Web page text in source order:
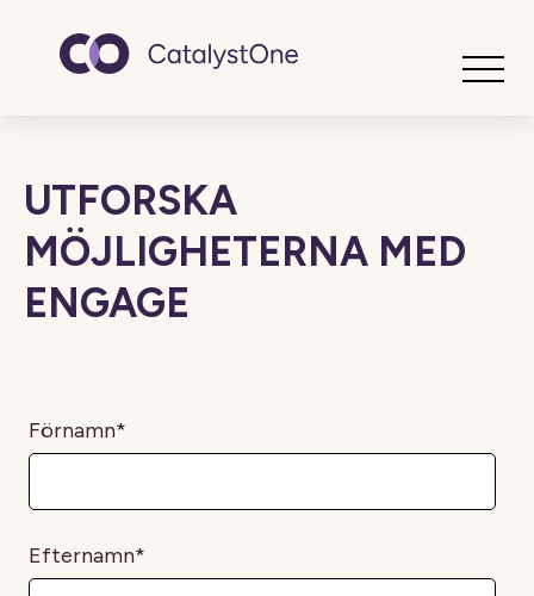
UTFORSKA
MÖJLIGHETERNA MED
ENGAGE
Förnamn*
Efternamn*